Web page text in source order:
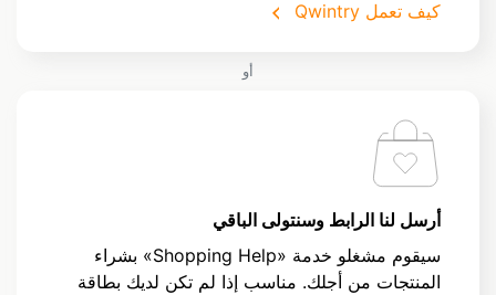
كيف تعمل Qwintry
أو
أرسل لنا الرابط وسنتولى الباقي
سيقوم مشغلو خدمة «Shopping Help» بشراء
المنتجات من أجلك. مناسب إذا لم تكن لديك بطاقة